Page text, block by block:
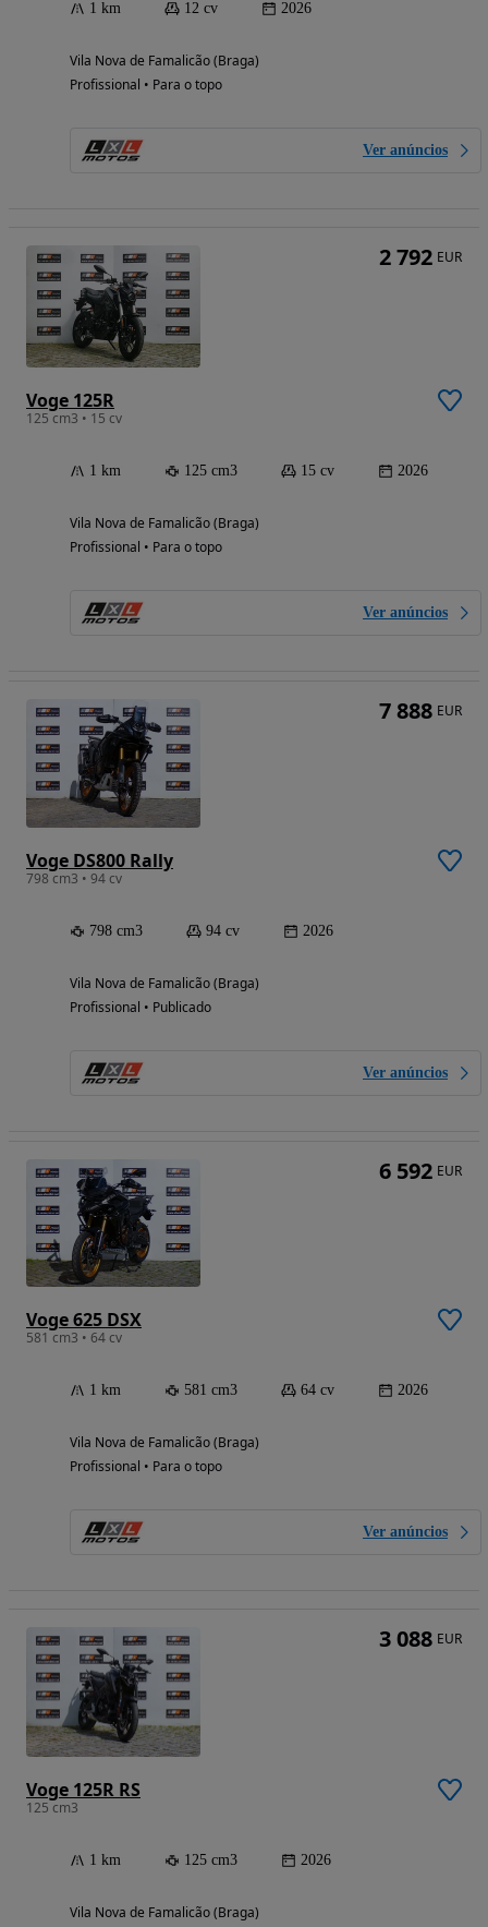
1 km 12 cv 2026
Vila Nova de Famalicão (Braga)
Profissional • Para o topo
Ver anúncios
Voge 125R
125 cm3 • 15 cv
1 km 125 cm3 15 cv 2026
Vila Nova de Famalicão (Braga)
Profissional • Para o topo
Ver anúncios
2 792 EUR
Voge DS800 Rally
798 cm3 • 94 cv
798 cm3 94 cv 2026
Vila Nova de Famalicão (Braga)
Profissional • Publicado
Ver anúncios
7 888 EUR
Voge 625 DSX
581 cm3 • 64 cv
1 km 581 cm3 64 cv 2026
Vila Nova de Famalicão (Braga)
Profissional • Para o topo
Ver anúncios
6 592 EUR
Voge 125R RS
125 cm3
1 km 125 cm3 2026
Vila Nova de Famalicão (Braga)
3 088 EUR